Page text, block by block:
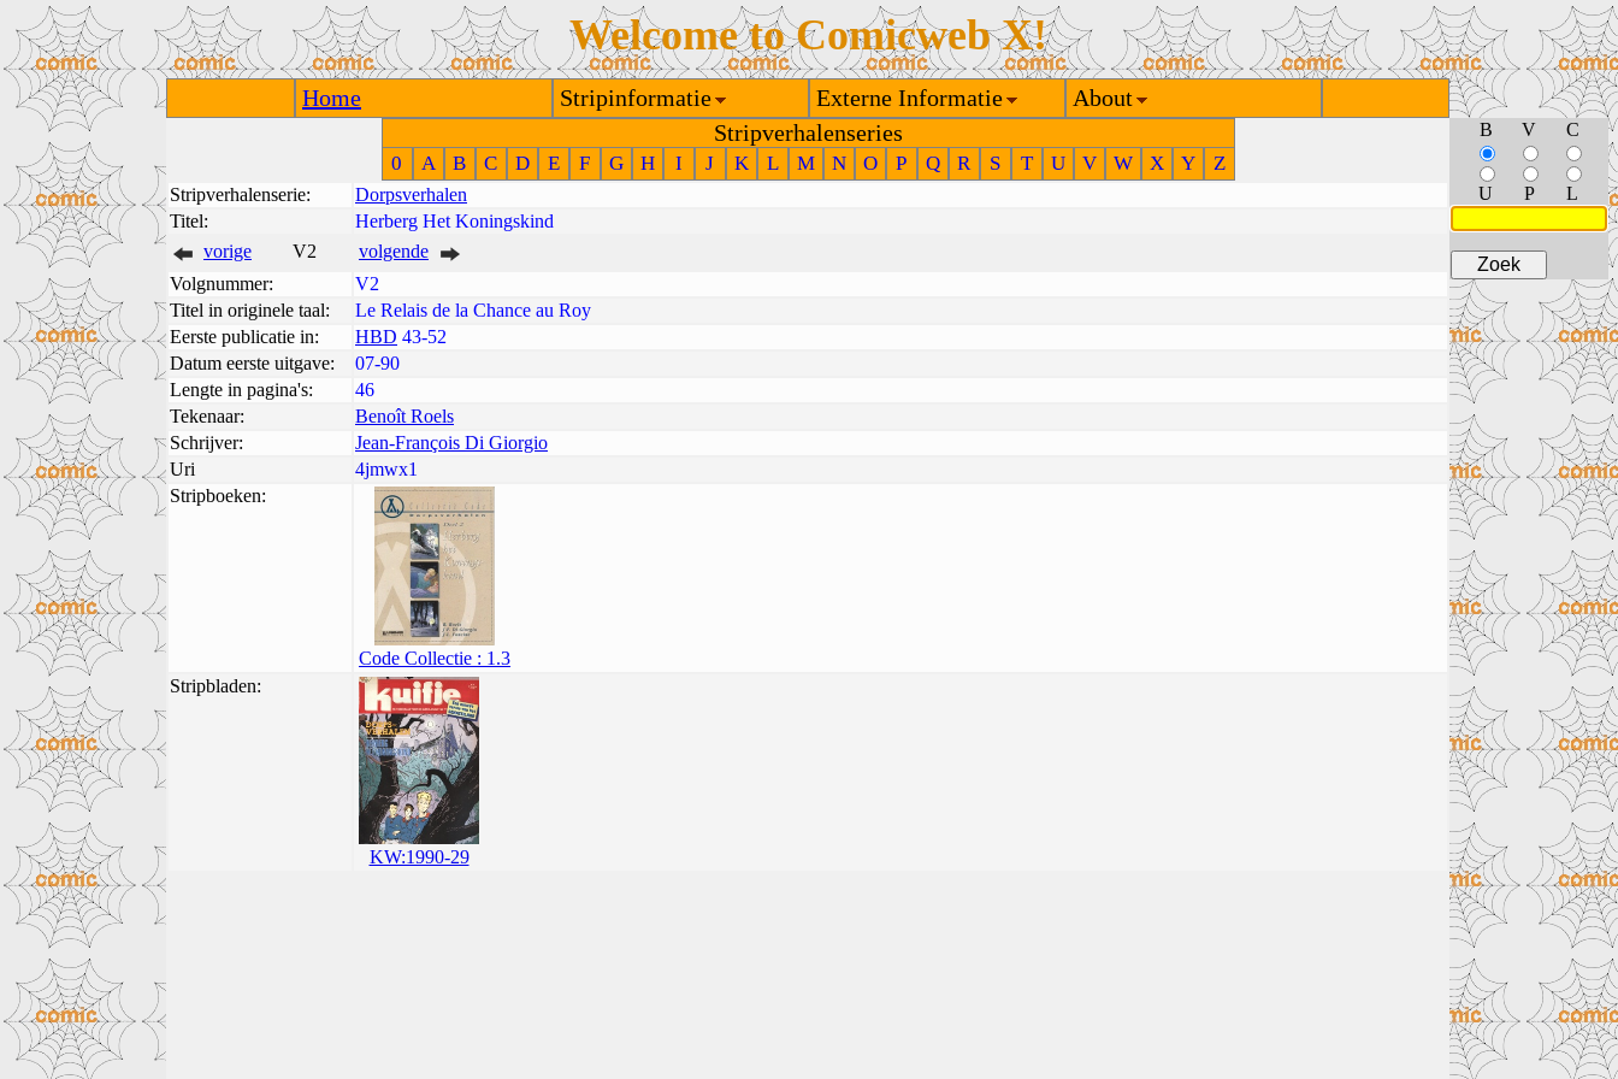
Welcome to Comicweb X!
Home Stripinformatie Externe Informatie
About
Stripverhalenseries
0 A B C D E F G H I J K L M N O P Q R S T U V W X Y Z
Stripverhalenserie:
Dorpsverhalen
Titel:
Herberg Het Koningskind
vorige
V2
volgende
Volgnummer:
V2
Titel in originele taal:
Le Relais de la Chance au Roy
Eerste publicatie in:
HBD 43-52
Datum eerste uitgave:
07-90
Lengte in pagina's:
46
Tekenaar:
Benoît Roels
Schrijver:
Jean-François Di Giorgio
Uri
4jmwx1
Stripboeken:
Code Collectie : 1.3
Stripbladen:
KW:1990-29
B V C
U P L